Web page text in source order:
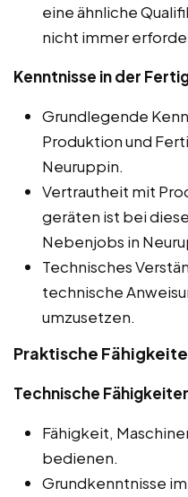
eine ähnliche
nicht immer
Kenntnisse in der
Grundlegende
Produktion und
Neuruppin.
Vertrautheit mit
geräten ist bei
Nebenjobs in
Technisches
technische
umzusetzen.
Praktische
Technische
Fähigkeit,
bedienen.
Grundkenntnisse